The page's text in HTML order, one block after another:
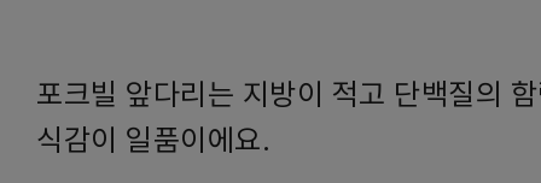
포크빌 앞다리는 지방이 적고 단백질의
식감이 일품이에요.